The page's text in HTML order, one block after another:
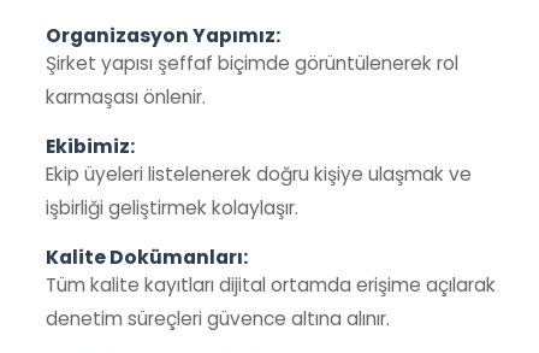
Organizasyon Yapımız:
Şirket yapısı şeffaf biçimde görüntülenerek rol
karmaşası önlenir.
Ekibimiz:
Ekip üyeleri listelenerek doğru kişiye ulaşmak ve
işbirliği geliştirmek kolaylaşır.
Kalite Dokümanları:
Tüm kalite kayıtları dijital ortamda erişime açılarak
denetim süreçleri güvence altına alınır.